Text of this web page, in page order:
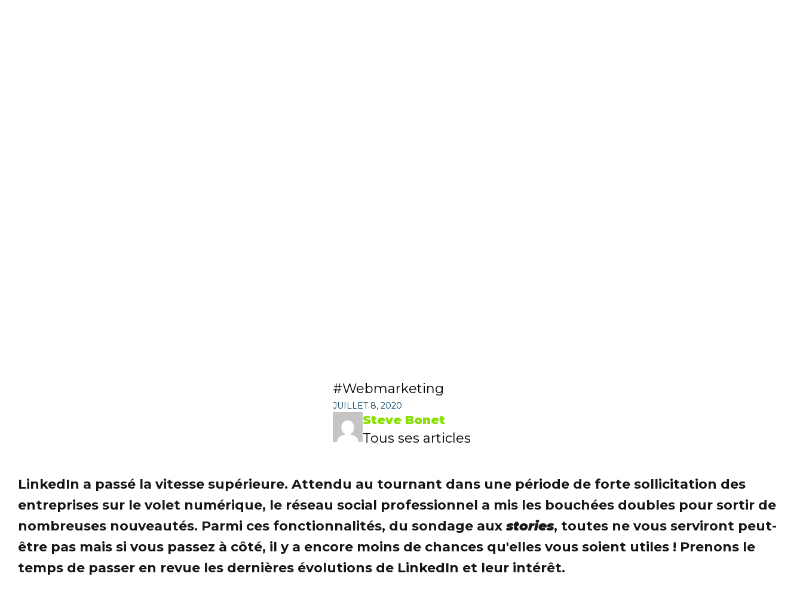
Webmarketing
JUILLET 8, 2020
Steve Bonet
Tous ses articles
LinkedIn a passé la vitesse supérieure. Attendu au tournant dans une période de forte sollicitation des
entreprises sur le volet numérique, le réseau social professionnel a mis les bouchées doubles pour sortir de
nombreuses nouveautés. Parmi ces fonctionnalités, du sondage auxstories, toutes ne vous serviront peut-
être pas mais si vous passez à côté, il y a encore moins de chances qu'elles vous soient utiles ! Prenons le
temps de passer en revue les dernières évolutions de LinkedIn et leur intérêt.